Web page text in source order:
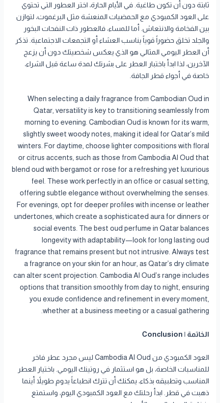
ثابتة دون أن تكون طاغية. في الأيام الحارة، اختر العطور التي تحتوي
على العود الكمبودي مع الحمضيات المنعشة مثل البرغموت، لتوازن
بين الفخامة والانتعاش. أما للمساء، فالعطور ذات النفحات البخور
والجلد تخلق حضوراً قوياً يناسب العشاء أو التجمعات الاجتماعية. تذكر
أن العطر اليومي المثالي هو الذي يعكس شخصيتك دون أن يزعج
الآخرين، لذا ابدأ باختبار العطر على بشرتك لمدة ساعة قبل الشراء،
خاصة في أجواء قطر الجافة.
When selecting a daily fragrance from Cambodian Oud in
Qatar, versatility is key to transitioning seamlessly from
morning to evening. Cambodian Oud is known for its warm,
slightly sweet woody notes, making it ideal for Qatar’s mild
winters. For daytime, choose lighter compositions with floral
or citrus accents, such as those from Cambodia Al Oud that
blend oud with bergamot or rose for a refreshing yet luxurious
feel. These work perfectly in an office or casual setting,
offering subtle elegance without overwhelming the senses.
For evenings, opt for deeper profiles with incense or leather
undertones, which create a sophisticated aura for dinners or
social events. The best oud perfume in Qatar balances
longevity with adaptability—look for long lasting oud
fragrance that remains present but not intrusive. Always test
a fragrance on your skin for an hour, as Qatar’s dry climate
can alter scent projection. Cambodia Al Oud’s range includes
options that transition smoothly from day to night, ensuring
you exude confidence and refinement in every moment,
whether at a business meeting or a casual gathering.
الخاتمة | Conclusion
العود الكمبودي من Cambodia Al Oud ليس مجرد عطر فاخر
للمناسبات الخاصة، بل هو استثمار في روتينك اليومي. باختيار العطر
المناسب وتطبيقه بذكاء، يمكنك أن تترك انطباعاً يدوم طويلاً أينما
ذهبت في قطر. ابدأ رحلتك مع العود الكمبودي اليوم، واستمتع